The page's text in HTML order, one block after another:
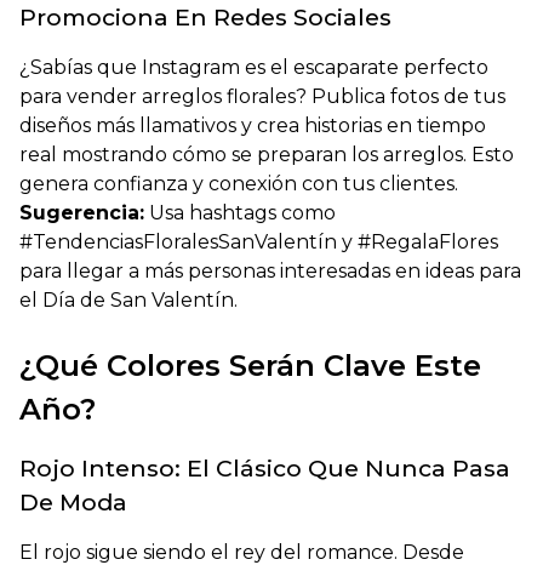
Promociona En Redes Sociales
¿ Sabías que Instagram es el escaparate perfecto
para vender arreglos florales? Publica fotos de tus
diseños más llamativos y crea historias en tiempo
real mostrando cómo se preparan los arreglos. Esto
genera confianza y conexión con tus clientes.
Sugerencia: Usa hashtags como
#TendenciasFloralesSanValentín y #RegalaFlores
para llegar a más personas interesadas en ideas para
el Día de San Valentín.
¿Qué Colores Serán Clave Este
Año?
Rojo Intenso: El Clásico Que Nunca Pasa
De Moda
El rojo sigue siendo el rey del romance. Desde